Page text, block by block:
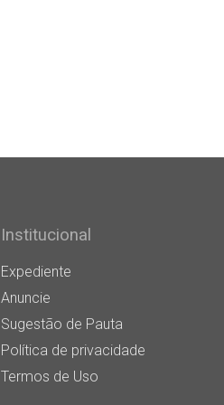
Institucional
Expediente
Anuncie
Sugestão de Pauta
Política de privacidade
Termos de Uso